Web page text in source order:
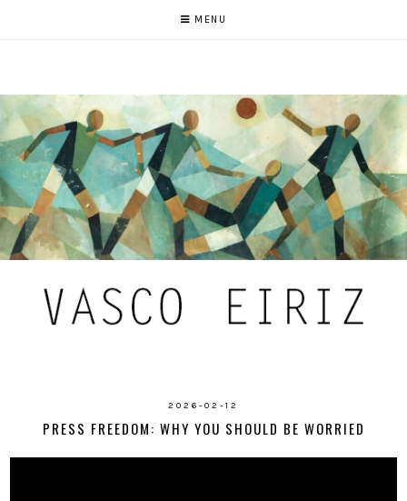
MENU
2026-02-12
PRESS FREEDOM: WHY YOU SHOULD BE WORRIED